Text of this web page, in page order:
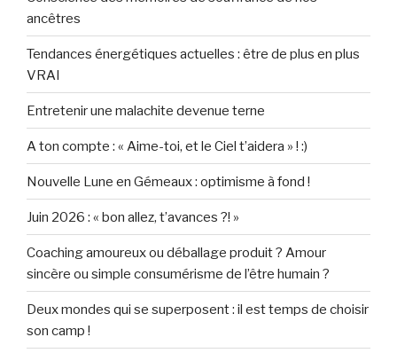
ancêtres
Tendances énergétiques actuelles : être de plus en plus
VRAI
Entretenir une malachite devenue terne
A ton compte : « Aime-toi, et le Ciel t’aidera » ! :)
Nouvelle Lune en Gémeaux : optimisme à fond !
Juin 2026 : « bon allez, t’avances ?! »
Coaching amoureux ou déballage produit ? Amour
sincère ou simple consumérisme de l’être humain ?
Deux mondes qui se superposent : il est temps de choisir
son camp !